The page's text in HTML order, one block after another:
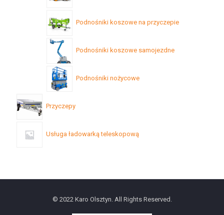
Podnośniki koszowe na przyczepie
Podnośniki koszowe samojezdne
Podnośniki nożycowe
Przyczepy
Usługa ładowarką teleskopową
© 2022 Karo Olsztyn. All Rights Reserved.